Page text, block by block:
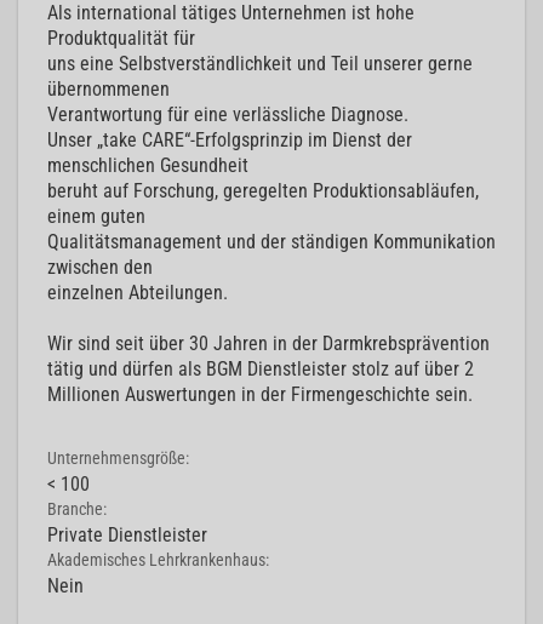
Als international tätiges Unternehmen ist hohe
Produktqualität für
uns eine Selbstverständlichkeit und Teil unserer gerne
übernommenen
Verantwortung für eine verlässliche Diagnose.
Unser „take CARE“-Erfolgsprinzip im Dienst der
menschlichen Gesundheit
beruht auf Forschung, geregelten Produktionsabläufen,
einem guten
Qualitätsmanagement und der ständigen Kommunikation
zwischen den
einzelnen Abteilungen.
Wir sind seit über 30 Jahren in der Darmkrebsprävention
tätig und dürfen als BGM Dienstleister stolz auf über 2
Millionen Auswertungen in der Firmengeschichte sein.
Unternehmensgröße:
< 100
Branche:
Private Dienstleister
Akademisches Lehrkrankenhaus:
Nein